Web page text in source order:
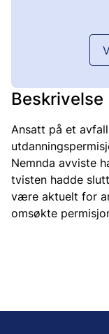
Beskrivelse
Ansatt på et
Nemnda avviste
tvisten hadde
være aktuelt for
omsøkte